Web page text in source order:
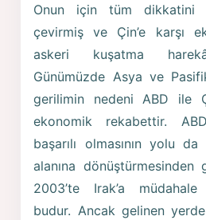
Onun için tüm dikkatini
çevirmiş ve Çin’e karşı
askeri kuşatma
Günümüzde Asya ve
gerilimin nedeni ABD ile
ekonomik rekabettir.
başarılı olmasının yolu
alanına
2003’te Irak’a
budur. Ancak gelinen